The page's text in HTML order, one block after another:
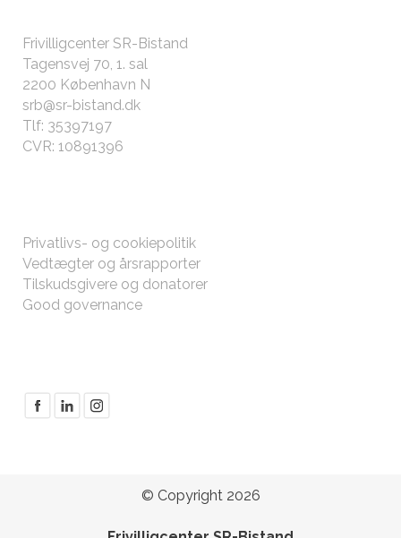
Frivilligcenter SR-Bistand
Tagensvej 70, 1. sal
2200 København N
srb@sr-bistand.dk
Tlf: 35397197
CVR: 10891396
Privatlivs- og cookiepolitik
Vedtægter og årsrapporter
Tilskudsgivere og donatorer
Good governance
© Copyright 2026